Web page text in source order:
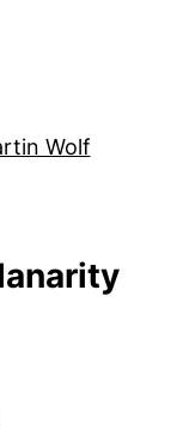
Wolf